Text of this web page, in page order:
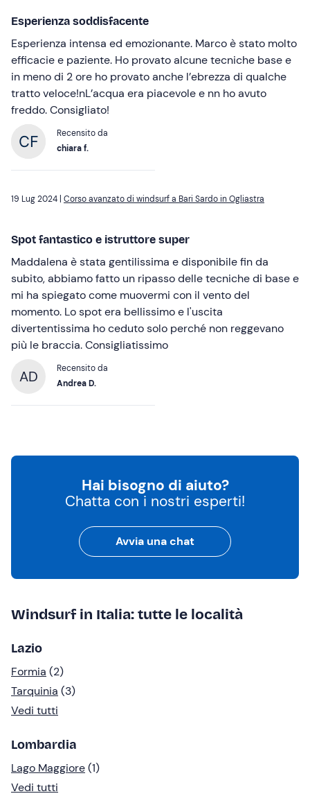
Esperienza soddisfacente
Esperienza intensa ed emozionante. Marco è stato molto
efficacie e paziente. Ho provato alcune tecniche base e
in meno di 2 ore ho provato anche l’ebrezza di qualche
tratto veloce!nL’acqua era piacevole e nn ho avuto
freddo. Consigliato!
Recensito da
chiara f.
19 Lug 2024 | Corso avanzato di windsurf a Bari Sardo in Ogliastra
Spot fantastico e istruttore super
Maddalena è stata gentilissima e disponibile fin da
subito, abbiamo fatto un ripasso delle tecniche di base e
mi ha spiegato come muovermi con il vento del
momento. Lo spot era bellissimo e l'uscita
divertentissima ho ceduto solo perché non reggevano
più le braccia. Consigliatissimo
AD
Recensito da
Andrea D.
Hai bisogno di aiuto?
Chatta con i nostri esperti!
Avvia una chat
Windsurf in Italia: tutte le località
Lazio
Formia (2)
Tarquinia (3)
Vedi tutti
Lombardia
Lago Maggiore(1)
Vedi tutti